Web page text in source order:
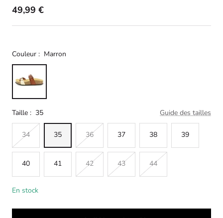
49,99 €
Couleur : Marron
Taille : 35 Guide des tailles
34 35 36 37 38 39
40 41 42 43 44
En stock